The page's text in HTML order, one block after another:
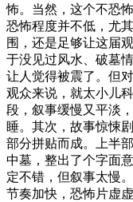
怖。当然，这个不恐
恐怖程度并不低，尤
围，还是足够让这届
于没见过风水、破墓
让人觉得被震了。但
观众来说，就太小儿
段，叙事缓慢又平淡
睡。其次，故事惊悚
部分拼贴而成。上半
中墓，整出了个字面
定不错，但叙事太慢
节奏加快，恐怖片虚